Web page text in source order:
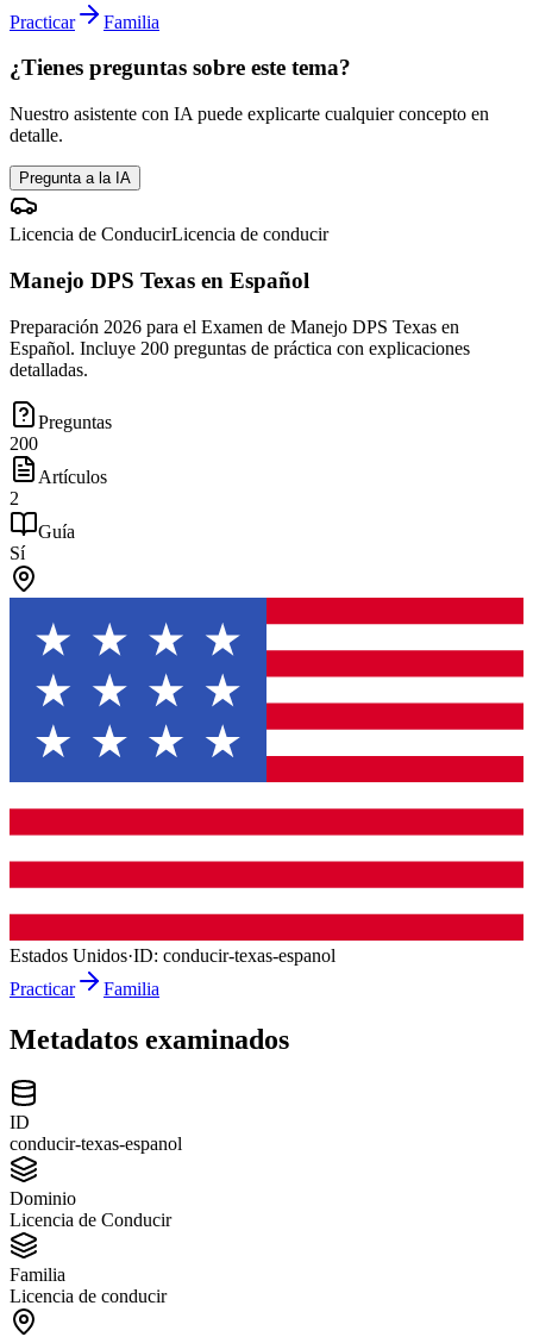
Practicar
Familia
¿Tienes preguntas sobre este tema?
Nuestro asistente con IA puede explicarte cualquier concepto en
detalle.
Pregunta a la IA
Licencia de ConducirLicencia de conducir
Manejo DPS Texas en Español
Preparación 2026 para el Examen de Manejo DPS Texas en
Español. Incluye 200 preguntas de práctica con explicaciones
detalladas.
Preguntas
200
Artículos
2
Guía
Sí
Estados Unidos·ID: conducir-texas-espanol
Practicar
Familia
Metadatos examinados
ID
conducir-texas-espanol
Dominio
Licencia de Conducir
Familia
Licencia de conducir